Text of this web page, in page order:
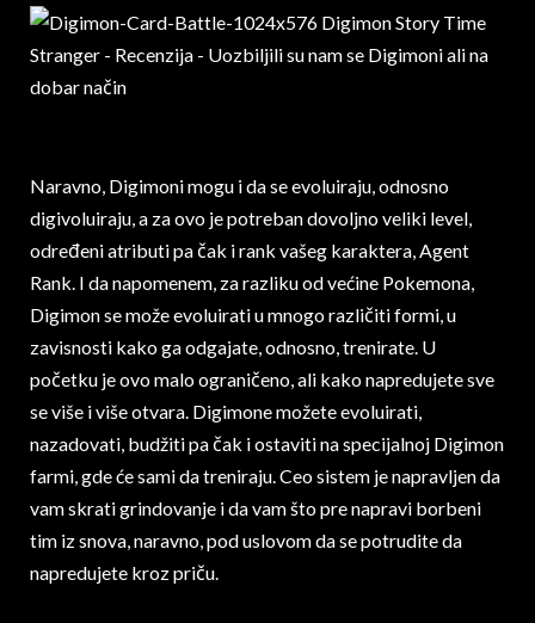
Naravno, Digimoni mogu i da se evoluiraju, odnosno
digivoluiraju, a za ovo je potreban dovoljno veliki level,
određeni atributi pa čak i rank vašeg karaktera, Agent
Rank. I da napomenem, za razliku od većine Pokemona,
Digimon se može evoluirati u mnogo različiti formi, u
zavisnosti kako ga odgajate, odnosno, trenirate. U
početku je ovo malo ograničeno, ali kako napredujete sve
se više i više otvara. Digimone možete evoluirati,
nazadovati, budžiti pa čak i ostaviti na specijalnoj Digimon
farmi, gde će sami da treniraju. Ceo sistem je napravljen da
vam skrati grindovanje i da vam što pre napravi borbeni
tim iz snova, naravno, pod uslovom da se potrudite da
napredujete kroz priču.